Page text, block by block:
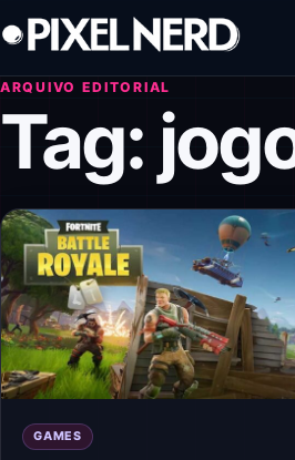
Pular para o conteúdo
ARQUIVO EDITORIAL
Tag:
GAMES